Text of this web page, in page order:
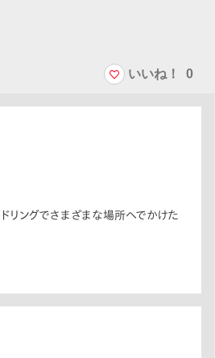
いいね！ 0
リングでさまざまな場所へでかけた